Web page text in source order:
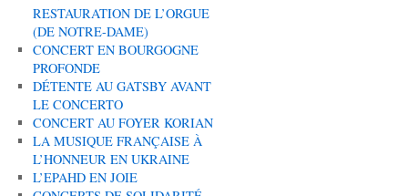
RESTAURATION DE L’ORGUE
(DE NOTRE-DAME)
CONCERT EN BOURGOGNE
PROFONDE
DÉTENTE AU GATSBY AVANT
LE CONCERTO
CONCERT AU FOYER KORIAN
LA MUSIQUE FRANÇAISE À
L’HONNEUR EN UKRAINE
L’EPAHD EN JOIE